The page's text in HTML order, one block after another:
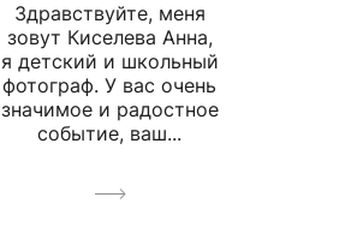
Здравствуйте, меня
зовут Киселева Анна,
я детский и школьный
фотограф. У вас очень
значимое и радостное
событие, ваш...